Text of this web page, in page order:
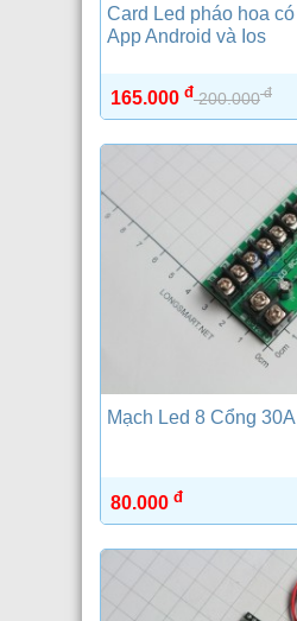
Card Led pháo hoa
App Android và Ios
165.000 đ200.000đ
Mạch Led 8 Cổng
80.000 đ